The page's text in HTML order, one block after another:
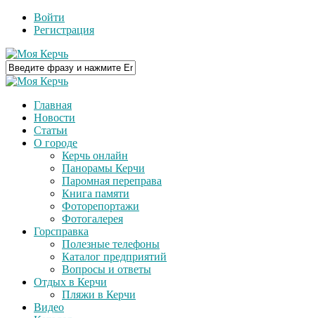
Войти
Регистрация
Главная
Новости
Статьи
О городе
Керчь онлайн
Панорамы Керчи
Паромная переправа
Книга памяти
Фоторепортажи
Фотогалерея
Горсправка
Полезные телефоны
Каталог предприятий
Вопросы и ответы
Отдых в Керчи
Пляжи в Керчи
Видео